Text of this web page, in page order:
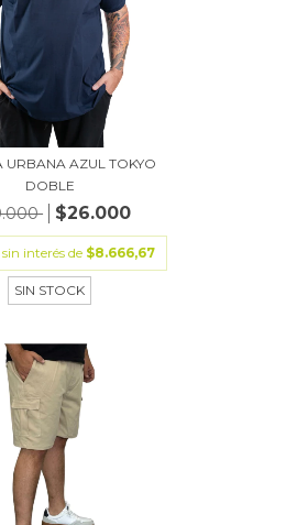
URBANA AZUL TOKYO
DOBLE
$26.000
interés de $8.666,67
SIN STOCK